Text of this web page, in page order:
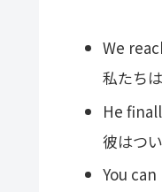
We
私たち
He
彼はつ
You